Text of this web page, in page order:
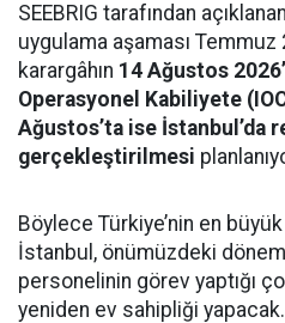
SEEBRIG tarafından
uygulama aşaması Temmuz
karargâhın 14 Ağustos
Operasyonel Kabiliyete
Ağustos’ta ise İstanbul’da
gerçekleştirilmesi
Böylece Türkiye’nin en
İstanbul, önümüzdeki
personelinin görev yaptığı
yeniden ev sahipliği yapacak.